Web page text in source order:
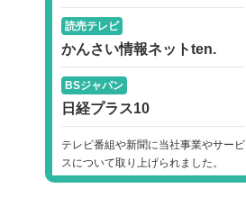
読売テレビ
かんさい情報ネットten.
BSジャパン
日経プラス10
テレビ番組や新聞に当社事業やサービ
スについて取り上げられました。